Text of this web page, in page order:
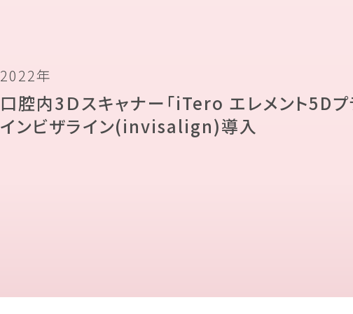
2022年
口腔内3Ｄスキャナー「iTero エレメント5Dプ
インビザライン(invisalign)導入